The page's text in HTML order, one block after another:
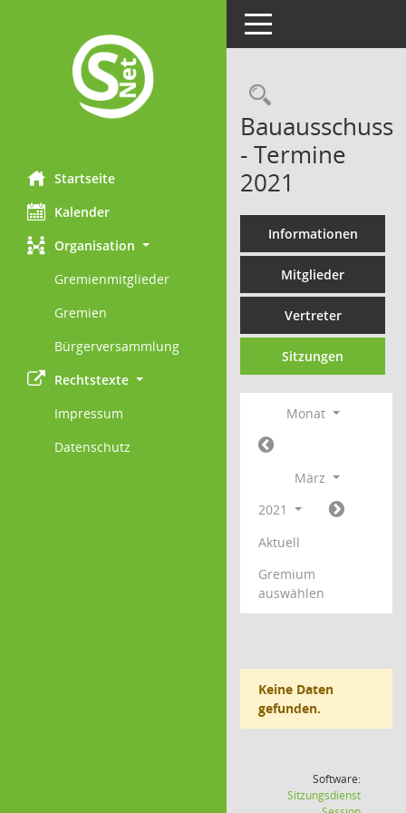
Startseite
Kalender
Organisation
Gremienmitglieder
Gremien
Bürgerversammlung
Rechtstexte
Impressum
Datenschutz
Toggle navigation
Bauausschuss
- Termine
2021
Informationen
Mitglieder
Vertreter
Sitzungen
Monat
März
2021
Aktuell
Gremium
auswählen
Keine Daten
gefunden.
Software:
Sitzungsdienst